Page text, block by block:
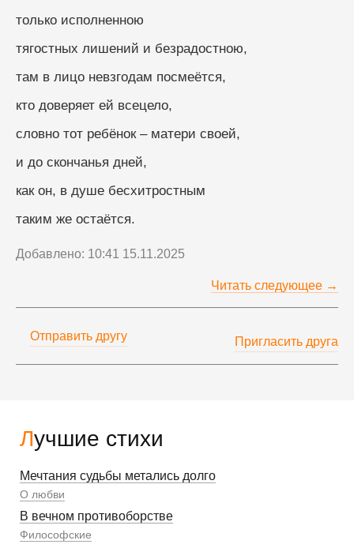
Лучшие стихи
Мечтания судьбы метались долго
О любви
В вечном противоборстве
Философские
только исполненною
тягостных лишений и безрадостною,
там в лицо невзгодам посмеётся,
кто доверяет ей всецело,
словно тот ребёнок – матери своей,
и до скончанья дней,
как он, в душе бесхитростным
таким же остаётся.
Добавлено: 10:41 15.11.2025
Читать следующее →
Отправить другу Пригласить друга